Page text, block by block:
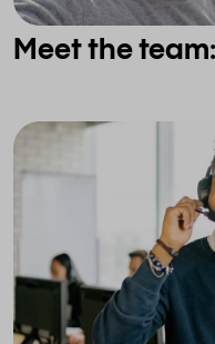
Meet the